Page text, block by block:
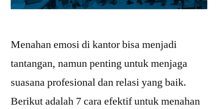
Menahan emosi di kantor bisa menjadi
tantangan, namun penting untuk menjaga
suasana profesional dan relasi yang baik.
Berikut adalah 7 cara efektif untuk menahan